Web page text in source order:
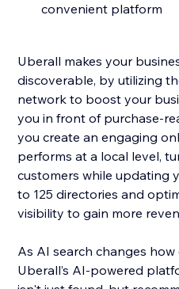
convenient platform
Uberall makes your
discoverable, by utilizing
network to boost your
you in front of purchase-
you create an engaging
performs at a local level,
customers while updating
to 125 directories and
visibility to gain more
As AI search changes
Uberall’s AI-powered